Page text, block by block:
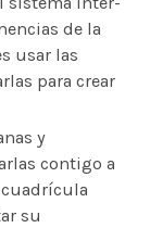
de la
usar las
para crear
y
contigo a
su